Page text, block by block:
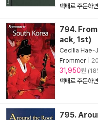
택배로 주문하면
794.
ack, 1st)
Cecilia Hae-
Frommer
31,950원
택배로 주문하면
795.